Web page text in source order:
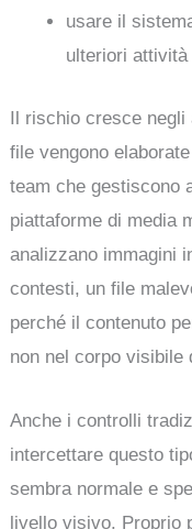
usare il
ulteriori attività
Il rischio cresce negli
file vengono
team che gestiscono
piattaforme di media
analizzano immagini
contesti, un file
perché il contenuto
non nel corpo visibile
Anche i controlli
intercettare questo
sembra normale e
livello visivo. Proprio